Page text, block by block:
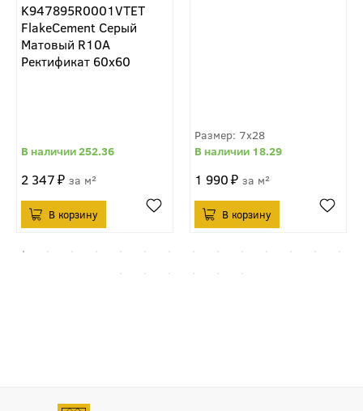
K947895R0001VTET
FlakeCement Серый
Матовый R10A
Ректификат 60x60
252.36
2 347 м²
7x28
18.29
1 990 м²